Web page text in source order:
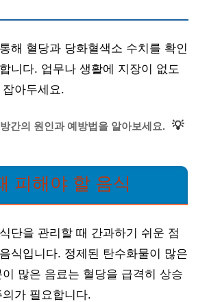
해 혈당과 당화혈색소 수치를 확인
니다. 업무나 생활에 지장이 없도
아두세요.
간의 원인과 예방법을 알아보세요. 💡
피해야 할 음식
단을 관리할 때 간과하기 쉬운 점
식입니다. 정제된 탄수화물이 많은
많은 음료는 혈당을 급격히 상승
가 필요합니다.